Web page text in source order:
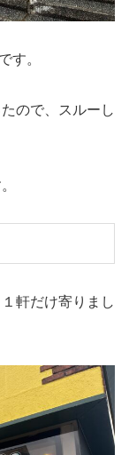
す。
ので、スルーし
軒だけ寄りまし